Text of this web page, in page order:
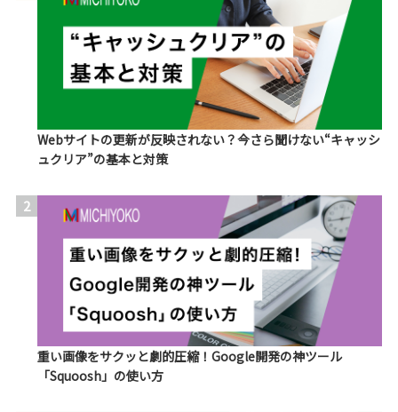
Webサイトの更新が反映されない？今さら聞けない“キャッシ
ュクリア”の基本と対策
2
重い画像をサクッと劇的圧縮！Google開発の神ツール
「Squoosh」の使い方